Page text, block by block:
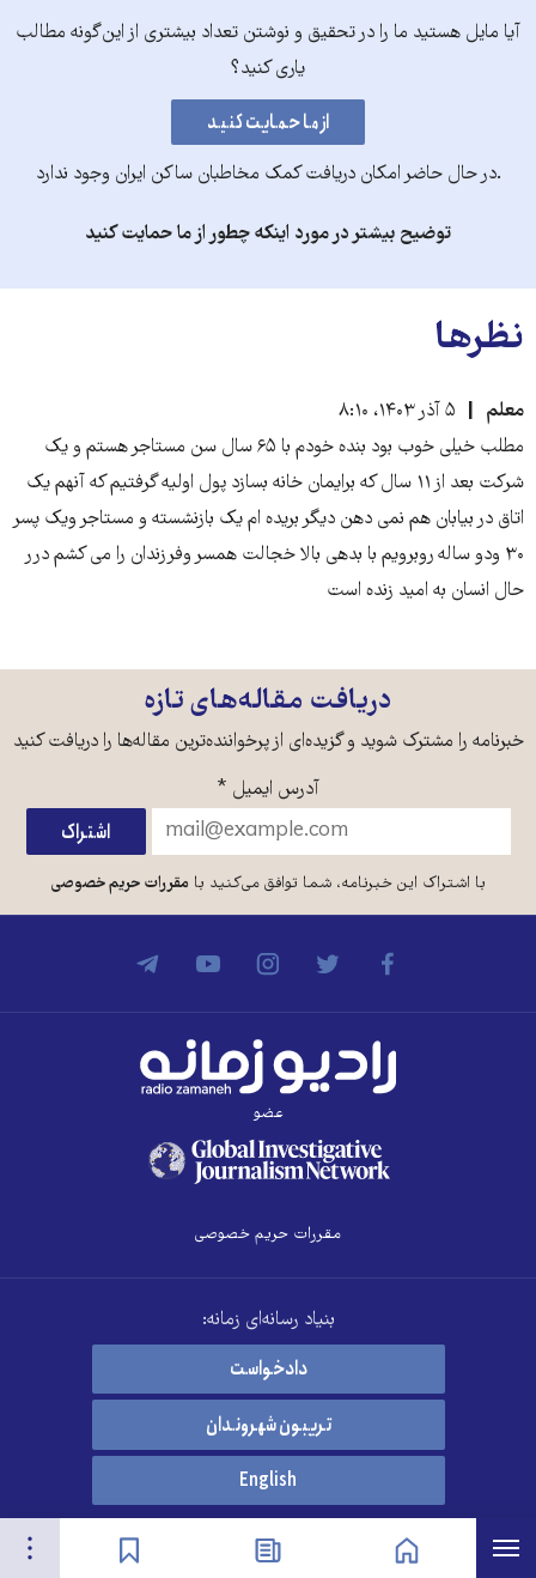
فهرست نشان‌گذاشته‌ها
آیا مایل هستید ما را در تحقیق و نوشتن تعداد بیشتری از این‌گونه مطالب
یاری کنید؟
.در حال حاضر امکان دریافت کمک مخاطبان ساکن ایران وجود ندارد
توضیح بیشتر در مورد اینکه چطور از ما حمایت کنید
نظرها
معلم
۵ آذر ۱۴۰۳، ۸:۱۰
مطلب خیلی خوب بود بنده خودم با ۶۵ سال سن مستاجر هستم و یک
شرکت بعد از ۱۱ سال که برایمان خانه بسازد پول اولیه گرفتیم که آنهم یک
اتاق در بیابان هم نمی دهن دیگر بریده ام یک بازنشسته و مستاجر ویک پسر
۳۰ ودو ساله روبرویم با بدهی بالا خجالت همسر وفرزندان را می کشم درر
حال انسان به امید زنده است
دریافت مقاله‌های تازه
خبرنامه را مشترک شوید و گزیده‌ای از پرخواننده‌ترین مقاله‌ها را دریافت کنید
آدرس ایمیل *
با اشتراک این خبرنامه، شما توافق می‌کنید بامقررات حریم خصوصی
عضو
مقررات حریم خصوصی
بنیاد رسانه‌ای زمانه:
دادخواست
تریبون شهروندان
English
© Stichting Radio Zamaneh, 2026